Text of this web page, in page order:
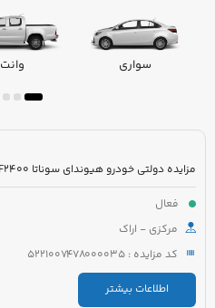
سواری وانت
فعال
مرکزی - اراک
کد مزایده : 5221007478000035
اطلاعات بیشتر